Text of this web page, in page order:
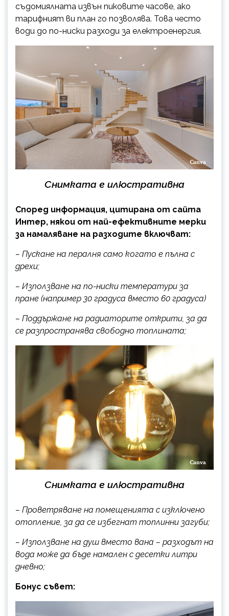
съдомиялната извън пиковите часове, ако
тарифният ви план го позволява. Това често
води до по-ниски разходи за електроенергия.
Снимката е илюстративна
Според информация, цитирана от сайта
Интер, някои от най-ефективните мерки
за намаляване на разходите включват:
– Пускане на пералня само когато е пълна с
дрехи;
– Използване на по-ниски температури за
пране (например 30 градуса вместо 60 градуса)
– Поддържане на радиаторите открити, за да
се разпространява свободно топлината;
Снимката е илюстративна
– Проветряване на помещенията с изключено
отопление, за да се избегнат топлинни загуби;
– Използване на душ вместо вана – разходът на
вода може да бъде намален с десетки литри
дневно;
Бонус съвет: